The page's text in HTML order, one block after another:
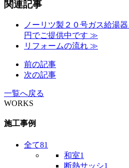
関連記事
ノーリツ製２０号ガス給湯
円でご提供中です ≫
リフォームの流れ ≫
前の記事
次の記事
一覧へ戻る
WORKS
施工事例
全て81
和室1
断熱サッシ1